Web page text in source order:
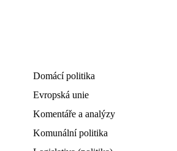
Domácí politika
Evropská unie
Komentáře a analýzy
Komunální politika